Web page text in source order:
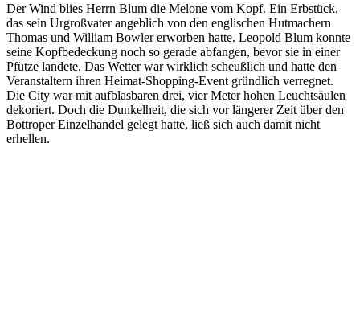
Der Wind blies Herrn Blum die Melone vom Kopf. Ein Erbstück,
das sein Urgroßvater angeblich von den englischen Hutmachern
Thomas und William Bowler erworben hatte. Leopold Blum konnte
seine Kopfbedeckung noch so gerade abfangen, bevor sie in einer
Pfütze landete. Das Wetter war wirklich scheußlich und hatte den
Veranstaltern ihren Heimat-Shopping-Event gründlich verregnet.
Die City war mit aufblasbaren drei, vier Meter hohen Leuchtsäulen
dekoriert. Doch die Dunkelheit, die sich vor längerer Zeit über den
Bottroper Einzelhandel gelegt hatte, ließ sich auch damit nicht
erhellen.